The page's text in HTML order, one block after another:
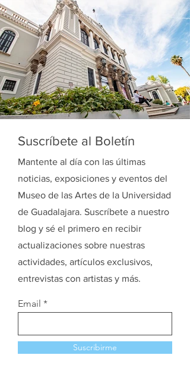
Suscríbete al Boletín
Mantente al día con las últimas
noticias, exposiciones y eventos del
Museo de las Artes de la Universidad
de Guadalajara. Suscríbete a nuestro
blog y sé el primero en recibir
actualizaciones sobre nuestras
actividades, artículos exclusivos,
entrevistas con artistas y más.
Email
Suscribirme